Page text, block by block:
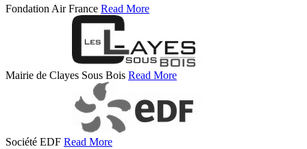
Fondation Air France Read More
Mairie de Clayes Sous Bois Read More
Société EDF Read More